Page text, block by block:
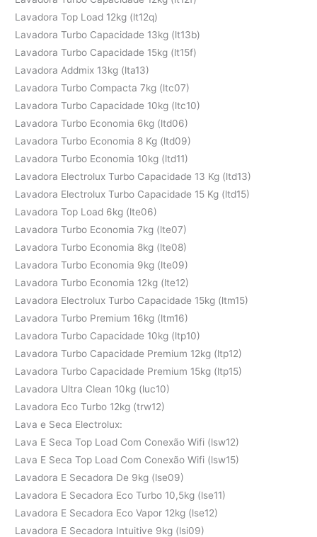
Lavadora Top Load 12kg (lt12q)
Lavadora Turbo Capacidade 13kg (lt13b)
Lavadora Turbo Capacidade 15kg (lt15f)
Lavadora Addmix 13kg (lta13)
Lavadora Turbo Compacta 7kg (ltc07)
Lavadora Turbo Capacidade 10kg (ltc10)
Lavadora Turbo Economia 6kg (ltd06)
Lavadora Turbo Economia 8 Kg (ltd09)
Lavadora Turbo Economia 10kg (ltd11)
Lavadora Electrolux Turbo Capacidade 13 Kg (ltd13)
Lavadora Electrolux Turbo Capacidade 15 Kg (ltd15)
Lavadora Top Load 6kg (lte06)
Lavadora Turbo Economia 7kg (lte07)
Lavadora Turbo Economia 8kg (lte08)
Lavadora Turbo Economia 9kg (lte09)
Lavadora Turbo Economia 12kg (lte12)
Lavadora Electrolux Turbo Capacidade 15kg (ltm15)
Lavadora Turbo Premium 16kg (ltm16)
Lavadora Turbo Capacidade 10kg (ltp10)
Lavadora Turbo Capacidade Premium 12kg (ltp12)
Lavadora Turbo Capacidade Premium 15kg (ltp15)
Lavadora Ultra Clean 10kg (luc10)
Lavadora Eco Turbo 12kg (trw12)
Lava e Seca Electrolux:
Lava E Seca Top Load Com Conexão Wifi (lsw12)
Lava E Seca Top Load Com Conexão Wifi (lsw15)
Lavadora E Secadora De 9kg (lse09)
Lavadora E Secadora Eco Turbo 10,5kg (lse11)
Lavadora E Secadora Eco Vapor 12kg (lse12)
Lavadora E Secadora Intuitive 9kg (lsi09)